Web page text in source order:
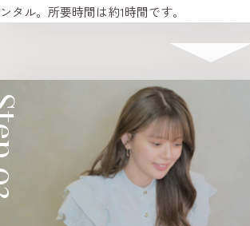
ンタル。所要時間は約1時間です。